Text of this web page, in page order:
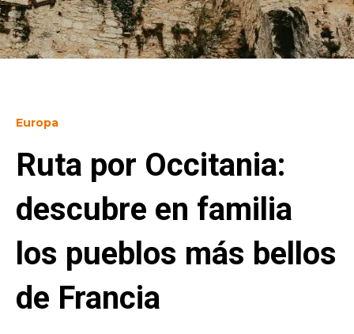
Europa
Ruta por Occitania:
descubre en familia
los pueblos más bellos
de Francia